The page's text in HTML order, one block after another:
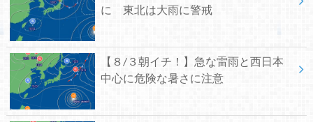
に 東北は大雨に警戒
【８/３朝イチ！】急な雷雨と西日本
中心に危険な暑さに注意